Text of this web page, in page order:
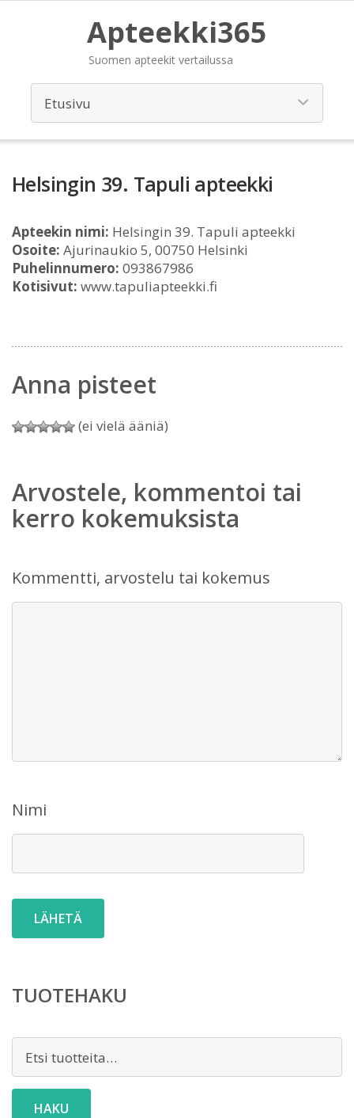
Apteekki365
Suomen apteekit vertailussa
Helsingin 39. Tapuli apteekki
Apteekin nimi: Helsingin 39. Tapuli apteekki
Osoite: Ajurinaukio 5, 00750 Helsinki
Puhelinnumero: 093867986
Kotisivut: www.tapuliapteekki.fi
Anna pisteet
(ei vielä ääniä)
Arvostele, kommentoi tai
kerro kokemuksista
Kommentti, arvostelu tai kokemus
Nimi
TUOTEHAKU
HAKU